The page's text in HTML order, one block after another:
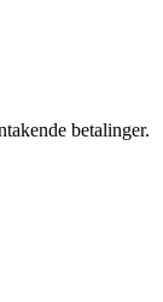
betalinger.